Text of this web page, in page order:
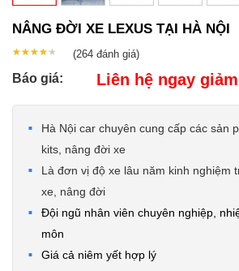
NÂNG ĐỜI XE LEXUS TẠI HÀ NỘI
★★★★★
★★★★★ (264 đánh giá)
Báo giá: Liên hệ ngay
Hà Nội car chuyên cung cấp các sản
kits, nâng đời xe
Là đơn vị độ xe lâu năm kinh nghiệm
xe, nâng đời
Đội ngũ nhân viên chuyên nghiệp,
môn
Giá cả niêm yết hợp lý